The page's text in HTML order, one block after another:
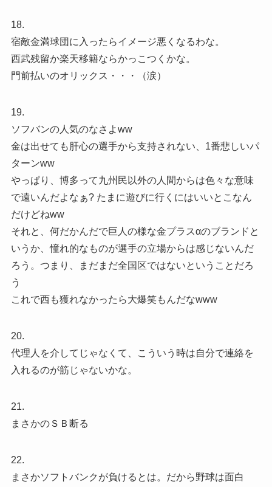
18.
宿敵金満球団に入ったらイメージ悪くなるわな。
西武残留か楽天移籍ならかっこつくかな。
門前払いのオリックス・・・（涙）
19.
ソフバンの人気のなさよww
金は出せても肝心の選手から支持されない、1番悲しいパ
ターンww
やっぱり、博多って九州民以外の人間からは色々な意味
で遠いんだよなぁ? たまに遊びに行くにはいいとこなん
だけどねww
それと、何だかんだで巨人の様な金プラスαのブランドと
いうか、憧れ的なものが選手の立場からは感じないんだ
ろう。つまり、まだまだ全国区ではないということだろ
う
これで西も獲れなかったら大爆笑もんだなwww
20.
代理人を介してじゃなくて、こういう時は自分で連絡を
入れるのが筋じゃないかな。
21.
まさかのＳＢ断る
22.
まさかソフトバンクが負けるとは。だから野球は面白